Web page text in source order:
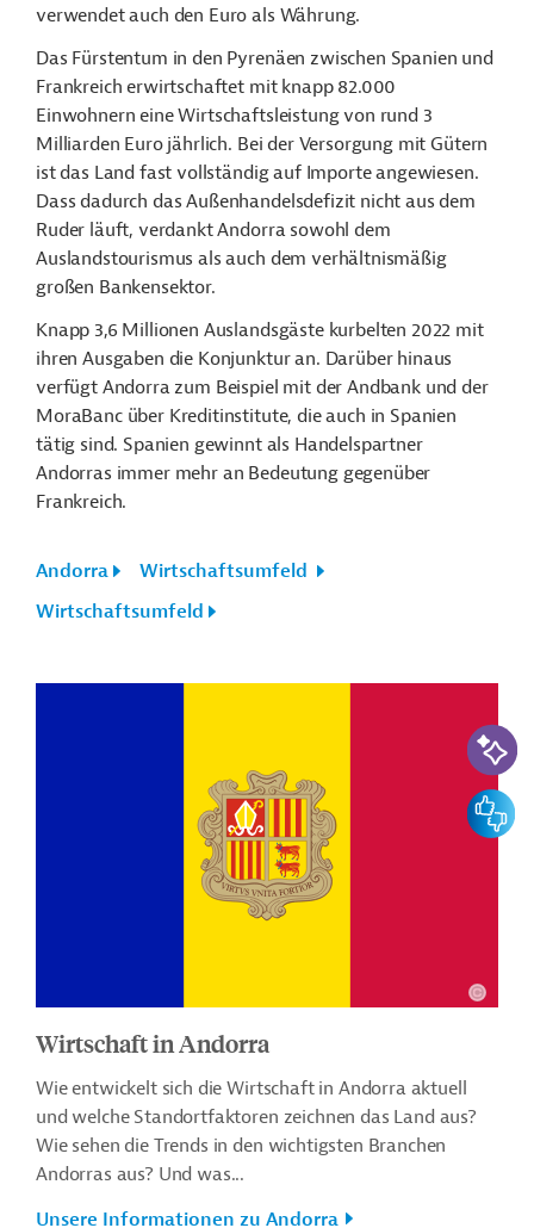
verwendet auch den Euro als Währung.
Das Fürstentum in den Pyrenäen zwischen Spanien und
Frankreich erwirtschaftet mit knapp 82.000
Einwohnern eine Wirtschaftsleistung von rund 3
Milliarden Euro jährlich. Bei der Versorgung mit Gütern
ist das Land fast vollständig auf Importe angewiesen.
Dass dadurch das Außenhandelsdefizit nicht aus dem
Ruder läuft, verdankt Andorra sowohl dem
Auslandstourismus als auch dem verhältnismäßig
großen Bankensektor.
Knapp 3,6 Millionen Auslandsgäste kurbelten 2022 mit
ihren Ausgaben die Konjunktur an. Darüber hinaus
verfügt Andorra zum Beispiel mit der Andbank und der
MoraBanc über Kreditinstitute, die auch in Spanien
tätig sind. Spanien gewinnt als Handelspartner
Andorras immer mehr an Bedeutung gegenüber
Frankreich.
Andorra
Wirtschaftsumfeld
Wirtschaftsumfeld
Wirtschaft in Andorra
Wie entwickelt sich die Wirtschaft in Andorra aktuell
und welche Standortfaktoren zeichnen das Land aus?
Wie sehen die Trends in den wichtigsten Branchen
Andorras aus? Und was...
Unsere Informationen zu Andorra
KI-